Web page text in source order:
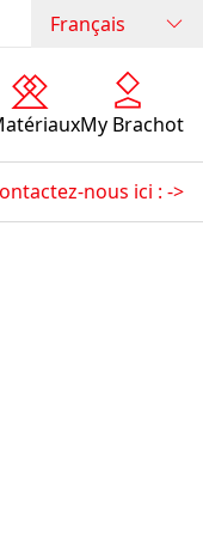
Français
My Brachot
nous ici : ->